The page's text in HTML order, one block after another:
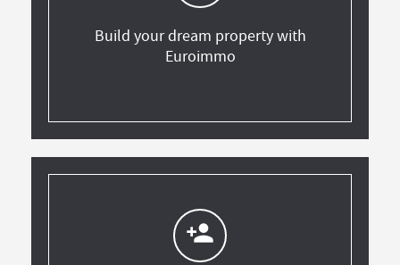
Build your dream property with
Euroimmo
person_add